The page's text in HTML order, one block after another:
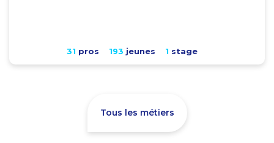
31 pros 193 jeunes 1 stage
Tous les métiers